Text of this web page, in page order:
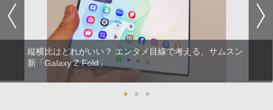
縦横比はどれがいい？ エンタメ目線で考える、サムスン
新「Galaxy Z Fold」
● ● ●